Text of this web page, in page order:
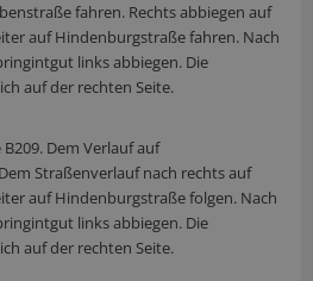
fahren. Rechts abbiegen auf
auf Hindenburgstraße fahren. Nach
links abbiegen. Die
auf der rechten Seite.
Dem Verlauf auf
Straßenverlauf nach rechts auf
auf Hindenburgstraße folgen. Nach
links abbiegen. Die
auf der rechten Seite.